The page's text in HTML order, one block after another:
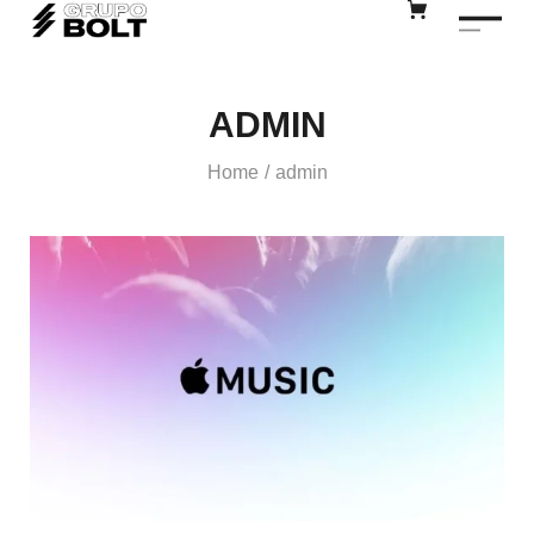
ADMIN
Home / admin